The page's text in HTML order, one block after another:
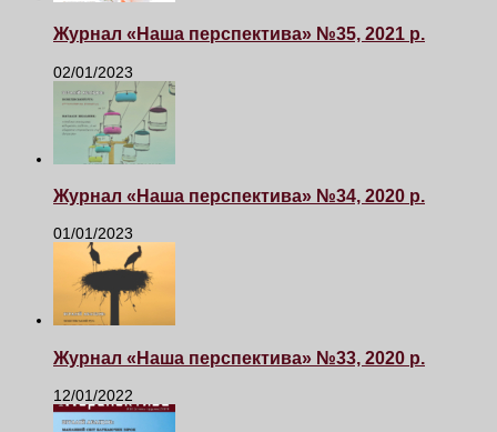
Журнал «Наша перспектива» №35, 2021 р.
02/01/2023
Журнал «Наша перспектива» №34, 2020 р.
01/01/2023
Журнал «Наша перспектива» №33, 2020 р.
12/01/2022